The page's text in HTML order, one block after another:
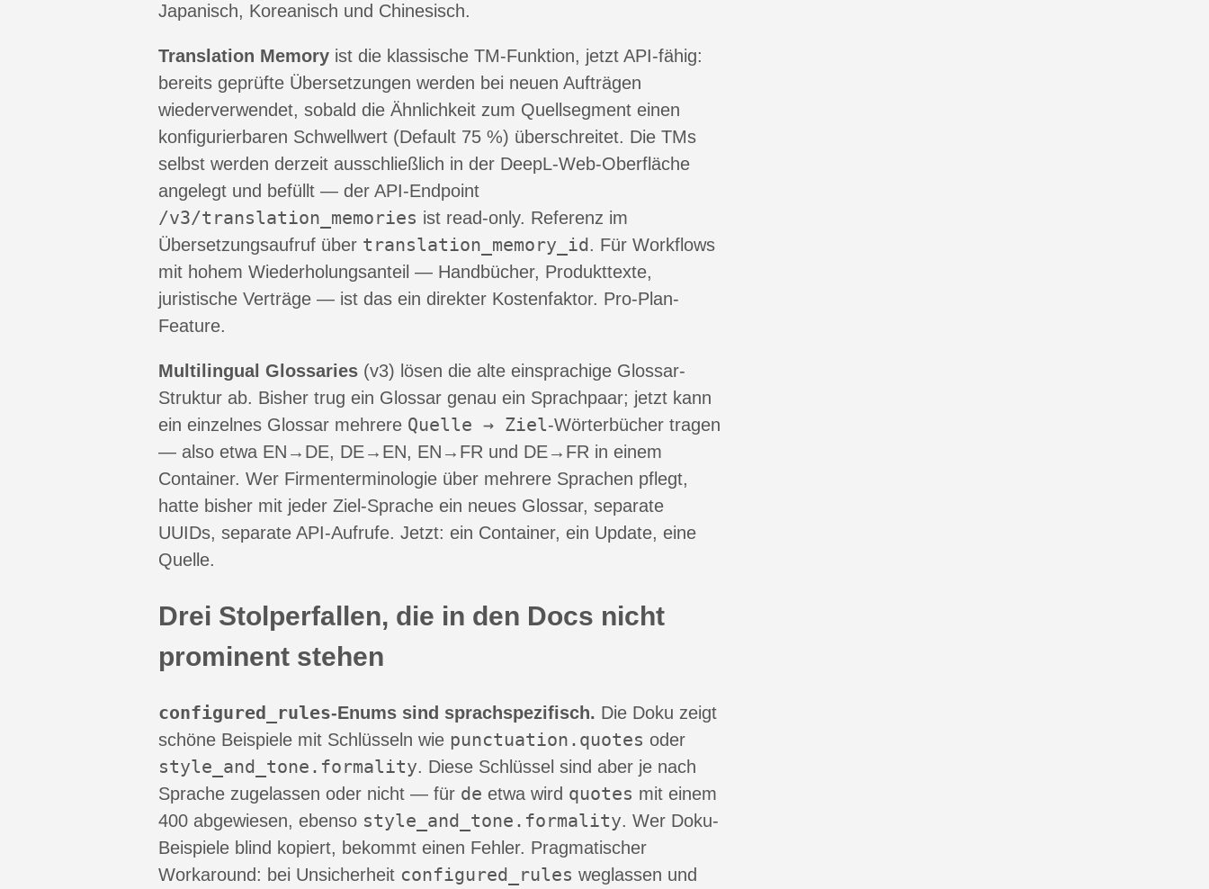
Japanisch, Koreanisch und Chinesisch.
Translation Memory ist die klassische TM-Funktion, jetzt API-fähig:
bereits geprüfte Übersetzungen werden bei neuen Aufträgen
wiederverwendet, sobald die Ähnlichkeit zum Quellsegment einen
konfigurierbaren Schwellwert (Default 75 %) überschreitet. Die TMs
selbst werden derzeit ausschließlich in der DeepL-Web-Oberfläche
angelegt und befüllt — der API-Endpoint
/v3/translation_memories ist read-only. Referenz im
Übersetzungsaufruf über translation_memory_id. Für Workflows
mit hohem Wiederholungsanteil — Handbücher, Produkttexte,
juristische Verträge — ist das ein direkter Kostenfaktor. Pro-Plan-
Feature.
Multilingual Glossaries (v3) lösen die alte einsprachige Glossar-
Struktur ab. Bisher trug ein Glossar genau ein Sprachpaar; jetzt kann
ein einzelnes Glossar mehrere Quelle → Ziel-Wörterbücher tragen
— also etwa EN→DE, DE→EN, EN→FR und DE→FR in einem
Container. Wer Firmenterminologie über mehrere Sprachen pflegt,
hatte bisher mit jeder Ziel-Sprache ein neues Glossar, separate
UUIDs, separate API-Aufrufe. Jetzt: ein Container, ein Update, eine
Quelle.
Drei Stolperfallen, die in den Docs nicht
prominent stehen
configured_rules-Enums sind sprachspezifisch. Die Doku zeigt
schöne Beispiele mit Schlüsseln wie punctuation.quotes oder
style_and_tone.formality. Diese Schlüssel sind aber je nach
Sprache zugelassen oder nicht — für de etwa wird quotes mit einem
400 abgewiesen, ebenso style_and_tone.formality. Wer Doku-
Beispiele blind kopiert, bekommt einen Fehler. Pragmatischer
Workaround: bei Unsicherheit configured_rules weglassen und